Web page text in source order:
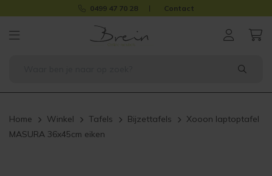
0499 47 70 28 Contact
Home Winkel Tafels Bijzettafels
Xooon laptoptafel
MASURA 36x45cm eiken